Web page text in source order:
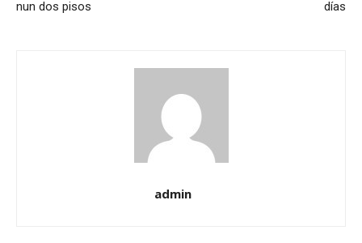
nun dos pisos
días
admin